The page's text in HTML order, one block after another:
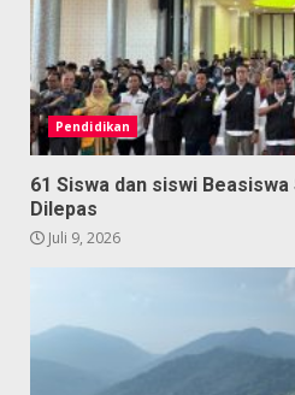
Pendidikan
61 Siswa dan siswi
Dilepas
Juli 9, 2026